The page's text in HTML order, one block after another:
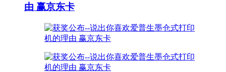
由 赢京东卡